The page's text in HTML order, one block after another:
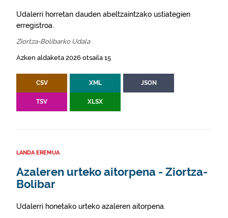
Udalerri horretan dauden abeltzaintzako ustiategien
erregistroa.
Ziortza-Bolibarko Udala
Azken aldaketa 2026 otsaila 15
CSV XML JSON
TSV XLSX
LANDA EREMUA
Azaleren urteko aitorpena - Ziortza-
Bolibar
Udalerri honetako urteko azaleren aitorpena.